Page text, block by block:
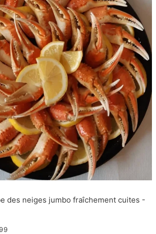
des neiges jumbo fraîchement cuites -